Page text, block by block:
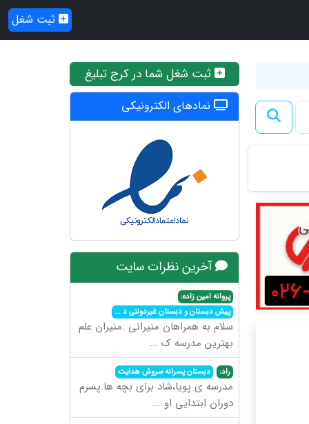
ثبت شغل
ثبت شغل شما در کرج تبلیغ
نمادهای الکترونیکی
آخرین نظرات سایت
پروانه امین زاده:
پیش دبستان و دبستان غیردولتی د...
سلام به همراهان منیرانی .منیران علم
بهترین مدرسه ک ...
راد: دبستان پسرانه سروش هدایت
مدرسه ی پویا،شاد برای بچه ها.پسرم
دوران ابتدایی او ...